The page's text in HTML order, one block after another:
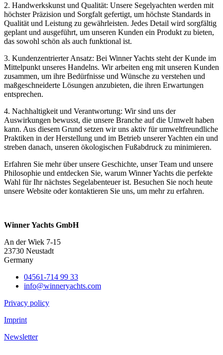
2. Handwerkskunst und Qualität: Unsere Segelyachten werden mit
höchster Präzision und Sorgfalt gefertigt, um höchste Standards in
Qualität und Leistung zu gewährleisten. Jedes Detail wird sorgfältig
geplant und ausgeführt, um unseren Kunden ein Produkt zu bieten,
das sowohl schön als auch funktional ist.
3. Kundenzentrierter Ansatz: Bei Winner Yachts steht der Kunde im
Mittelpunkt unseres Handelns. Wir arbeiten eng mit unseren Kunden
zusammen, um ihre Bedürfnisse und Wünsche zu verstehen und
maßgeschneiderte Lösungen anzubieten, die ihren Erwartungen
entsprechen.
4. Nachhaltigkeit und Verantwortung: Wir sind uns der
Auswirkungen bewusst, die unsere Branche auf die Umwelt haben
kann. Aus diesem Grund setzen wir uns aktiv für umweltfreundliche
Praktiken in der Herstellung und im Betrieb unserer Yachten ein und
streben danach, unseren ökologischen Fußabdruck zu minimieren.
Erfahren Sie mehr über unsere Geschichte, unser Team und unsere
Philosophie und entdecken Sie, warum Winner Yachts die perfekte
Wahl für Ihr nächstes Segelabenteuer ist. Besuchen Sie noch heute
unsere Website oder kontaktieren Sie uns, um mehr zu erfahren.
Winner Yachts GmbH
An der Wiek 7-15
23730 Neustadt
Germany
04561-714 99 33
info@winneryachts.com
Privacy policy
Imprint
Newsletter